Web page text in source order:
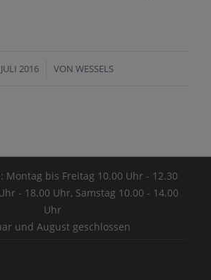
2016
/ VONWESSELS
Montag bis Freitag 10.00 Uhr - 12.30
- 18.00 Uhr, Samstag 10.00 - 14.00
Uhr
und August geschlossen